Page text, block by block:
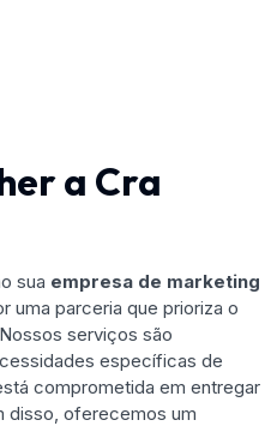
a Cra
sua empresa de marketing
uma parceria que prioriza o
serviços são
específicas de
comprometida em entregar
disso, oferecemos um